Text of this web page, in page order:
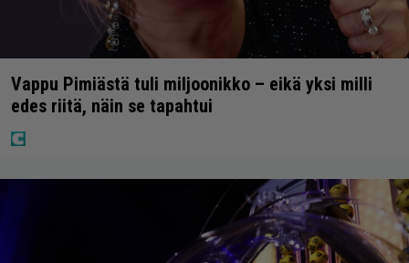
Vappu Pimiästä tuli miljoonikko – eikä yksi milli
edes riitä, näin se tapahtui